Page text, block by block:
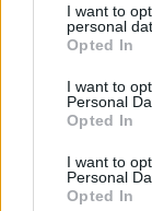
I want to
personal
Opted In
I want to
Personal
Opted In
I want to
Personal
Opted In
06/08/2026 - 17:18
Κάρτας
06/08/2026 - 16:51
Eurobank:
πετρελαίου